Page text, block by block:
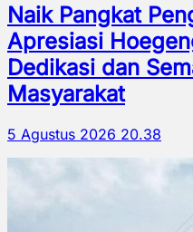
Naik Pangkat
Apresiasi
Dedikasi dan
Masyarakat
5 Agustus 2026 20.38